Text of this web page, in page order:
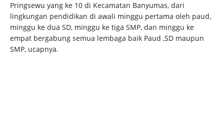
Pringsewu yang ke 10 di Kecamatan Banyumas, dari
lingkungan pendidikan di awali minggu pertama oleh paud,
minggu ke dua SD, minggu ke tiga SMP, dan minggu ke
empat bergabung semua lembaga baik Paud ,SD maupun
SMP, ucapnya.